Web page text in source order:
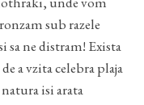
sub razele
sa ne distram! Exista
a vzita celebra plaja
isi arata